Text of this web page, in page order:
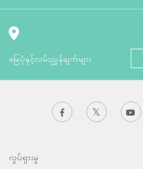
မြေပုံနှင့်လမ်းညွှန်ချက်များ
လှုပ်ရှားမှု